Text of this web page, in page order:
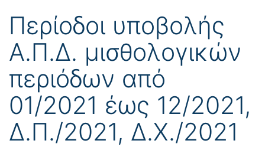
Περίοδοι υποβολής
Α.Π.Δ. μισθολογικών
περιόδων από
01/2021 έως 12/2021,
Δ.Π./2021, Δ.Χ./2021